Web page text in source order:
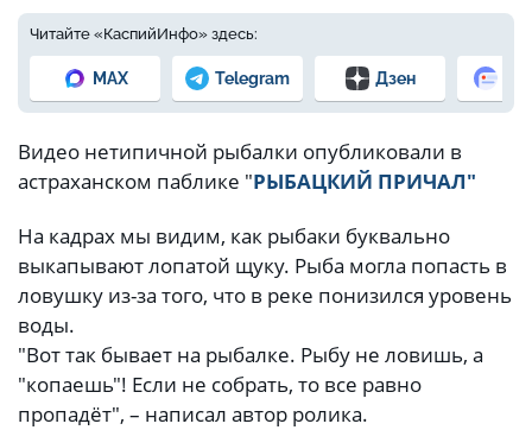
Читайте «КаспийИнфо» здесь:
MAX Telegram Дзен
Видео нетипичной рыбалки опубликовали в
астраханском паблике "РЫБАЦКИЙ ПРИЧАЛ"
На кадрах мы видим, как рыбаки буквально
выкапывают лопатой щуку. Рыба могла попасть в
ловушку из-за того, что в реке понизился уровень
воды.
"Вот так бывает на рыбалке. Рыбу не ловишь, а
"копаешь"! Если не собрать, то все равно
пропадёт", – написал автор ролика.